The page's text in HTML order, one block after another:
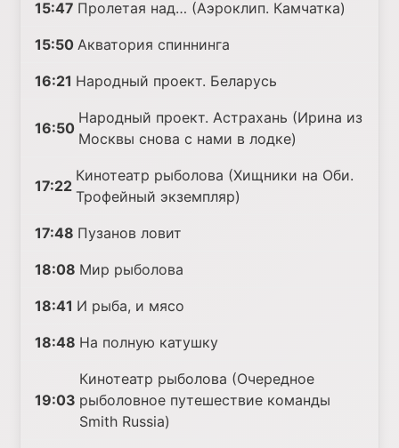
15:47 Пролетая над… (Аэроклип. Камчатка)
15:50 Акватория спиннинга
16:21 Народный проект. Беларусь
16:50
Народный проект. Астрахань (Ирина из
Москвы снова с нами в лодке)
17:22
Кинотеатр рыболова (Хищники на Оби.
Трофейный экземпляр)
17:48 Пузанов ловит
18:08 Мир рыболова
18:41 И рыба, и мясо
18:48 На полную катушку
19:03
Кинотеатр рыболова (Очередное
рыболовное путешествие команды
Smith Russia)